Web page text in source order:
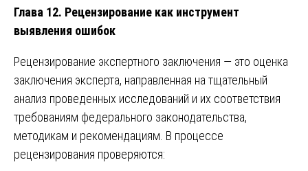
Глава 12. Рецензирование как инструмент
выявления ошибок
Рецензирование экспертного заключения — это оценка
заключения эксперта, направленная на тщательный
анализ проведенных исследований и их соответствия
требованиям федерального законодательства,
методикам и рекомендациям. В процессе
рецензирования проверяются: